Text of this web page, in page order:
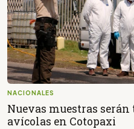
NACIONALES
Nuevas muestras
avícolas en Cotopaxi